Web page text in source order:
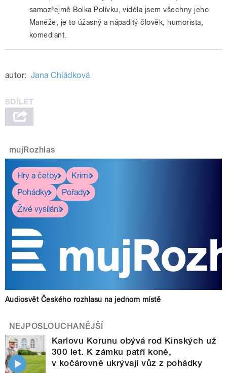
samozřejmě Bolka Polívku, viděla jsem všechny jeho
Manéže, je to úžasný a nápaditý člověk, humorista,
komediant.
autor: Jana Chládková
mujRozhlas
Hry a četby
Krimi
Pohádky
Pořady
Živé vysílání
Audiosvět Českého rozhlasu na jednom místě
NEJPOSLOUCHANĚJŠÍ
Karlovu Korunu obývá rod Kinských už
300 let. K zámku patří koně,
v kočárovně ukrývají vůz z pohádky